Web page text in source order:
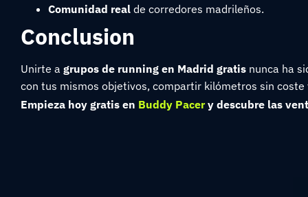
Comunidad real de corredores madrileños.
Conclusion
Unirte a grupos de running en Madrid gratis nunca ha
con tus mismos objetivos, compartir kilómetros sin
Empieza hoy gratis en Buddy Pacery descubre las